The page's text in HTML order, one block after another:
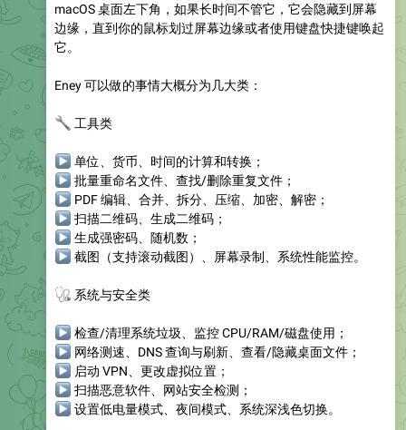
macOS 桌面左下角，如果长时间不管它，它会隐藏到屏幕
边缘，直到你的鼠标划过屏幕边缘或者使用键盘快捷键唤起
它。
Eney 可以做的事情大概分为几大类：
工具类
单位、货币、时间的计算和转换；
批量重命名文件、查找/删除重复文件；
PDF 编辑、合并、拆分、压缩、加密、解密；
扫描二维码、生成二维码；
生成强密码、随机数；
截图（支持滚动截图）、屏幕录制、系统性能监控。
系统与安全类
检查/清理系统垃圾、监控 CPU/RAM/磁盘使用；
网络测速、DNS 查询与刷新、查看/隐藏桌面文件；
启动 VPN、更改虚拟位置；
扫描恶意软件、网站安全检测；
设置低电量模式、夜间模式、系统深浅色切换。